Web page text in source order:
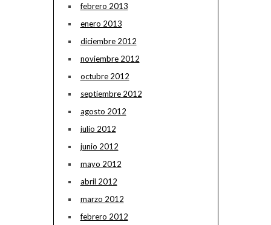
febrero 2013
enero 2013
diciembre 2012
noviembre 2012
octubre 2012
septiembre 2012
agosto 2012
julio 2012
junio 2012
mayo 2012
abril 2012
marzo 2012
febrero 2012